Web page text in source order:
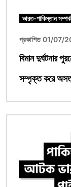
ভারত-পাকিস্তান সম্পর্ক
প্রকাশিত 01/07/
বিমান দুর্ঘটনার
সম্পৃক্ত করে